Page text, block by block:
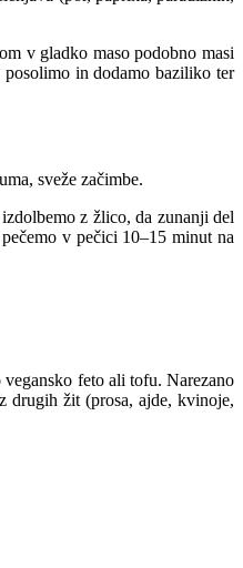
v gladko maso podobno masi
in dodamo baziliko ter
sveže začimbe.
z žlico, da zunanji del
v pečici 10–15 minut na
feto ali tofu. Narezano
drugih žit (prosa, ajde, kvinoje,